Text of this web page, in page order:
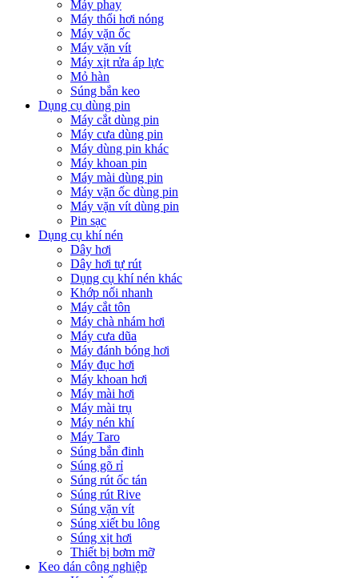
Máy phay
Máy thổi hơi nóng
Máy vặn ốc
Máy vặn vít
Máy xịt rửa áp lực
Mỏ hàn
Súng bắn keo
Dụng cụ dùng pin
Máy cắt dùng pin
Máy cưa dùng pin
Máy dùng pin khác
Máy khoan pin
Máy mài dùng pin
Máy vặn ốc dùng pin
Máy vặn vít dùng pin
Pin sạc
Dụng cụ khí nén
Dây hơi
Dây hơi tự rút
Dụng cụ khí nén khác
Khớp nối nhanh
Máy cắt tôn
Máy chà nhám hơi
Máy cưa dũa
Máy đánh bóng hơi
Máy đục hơi
Máy khoan hơi
Máy mài hơi
Máy mài trụ
Máy nén khí
Máy Taro
Súng bắn đinh
Súng gõ rỉ
Súng rút ốc tán
Súng rút Rive
Súng vặn vít
Súng xiết bu lông
Súng xịt hơi
Thiết bị bơm mỡ
Keo dán công nghiệp